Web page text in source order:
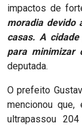
impactos de
moradia devido
casas. A
para minimizar
deputada.
O prefeito
mencionou
ultrapassou